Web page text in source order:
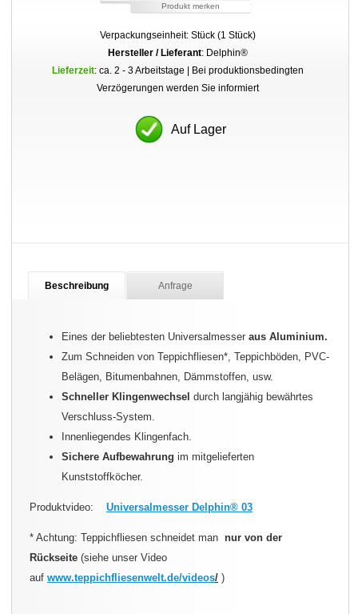
Produkt merken
Verpackungseinheit: Stück (1 Stück)
Hersteller / Lieferant: Delphin®
Lieferzeit: ca. 2 - 3 Arbeitstage | Bei produktionsbedingten
Verzögerungen werden Sie informiert
Auf Lager
Beschreibung Anfrage
Eines der beliebtesten Universalmesser aus Aluminium.
Zum Schneiden von Teppichfliesen*, Teppichböden, PVC-
Belägen, Bitumenbahnen, Dämmstoffen, usw.
Schneller Klingenwechsel durch langjähig bewährtes
Verschluss-System.
Innenliegendes Klingenfach.
Sichere Aufbewahrung im mitgelieferten
Kunststoffköcher.
Produktvideo: Universalmesser Delphin® 03
* Achtung: Teppichfliesen schneidet man nur von der
Rückseite (siehe unser Video
auf www.teppichfliesenwelt.de/videos/ )